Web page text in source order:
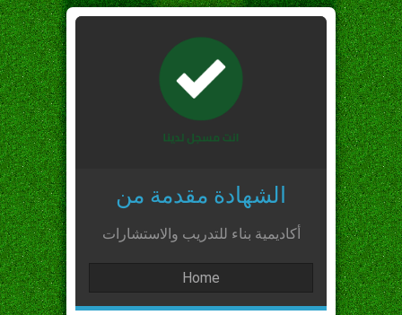
الشهادة مقدمة من
أكاديمية بناء للتدريب والاستشارات
Home